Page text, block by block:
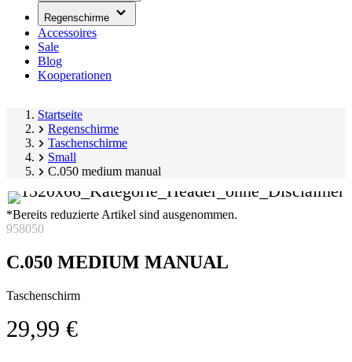
Untermenü)
Regenschirme
(hat
Accessoires
Sale
Blog
Kooperationen
Startseite
Regenschirme
Taschenschirme
Small
C.050 medium manual
*Bereits reduzierte Artikel sind ausgenommen.
958050
C.050 MEDIUM MANUAL
Taschenschirm
29,99 €